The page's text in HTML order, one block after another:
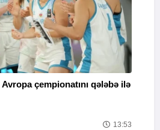
çempionatını qələbə ilə
13:53